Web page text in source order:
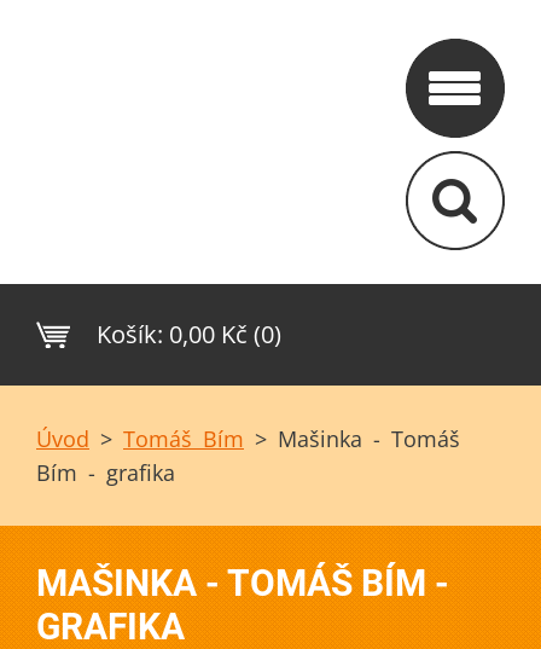
Košík: 0,00 Kč (0)
Úvod > Tomáš Bím > Mašinka - Tomáš
Bím - grafika
MAŠINKA - TOMÁŠ BÍM -
GRAFIKA